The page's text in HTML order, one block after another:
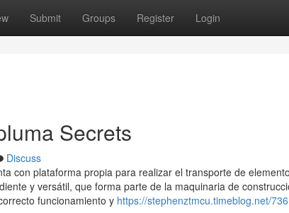
Submit Groups Register Login
Secrets
Discuss
con plataforma propia para realizar el transporte de
y versátil, que forma parte de la maquinaria de
funcionamiento y https://stephenztmcu.timeblog.net/